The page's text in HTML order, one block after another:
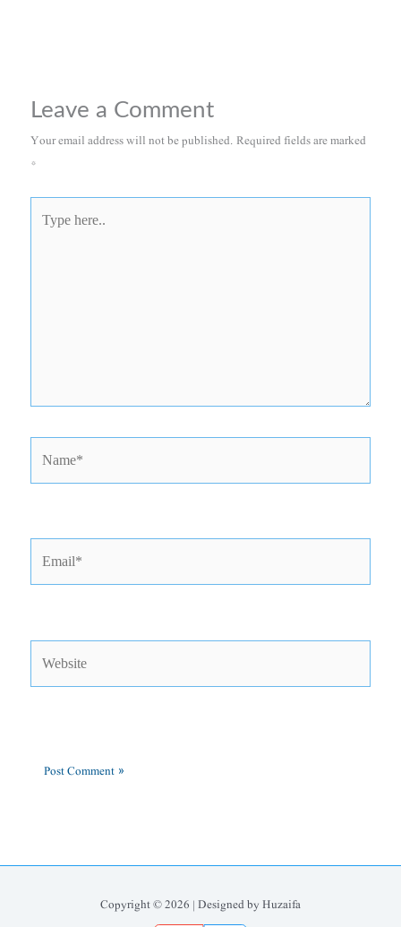
Leave a Comment
Your email address will not be published.Required fields are marked
*
here..
Copyright © 2026 | Designed by Huzaifa